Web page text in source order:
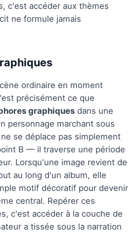
c'est accéder aux thèmes
ne formule jamais
ordinaire en moment
précisément ce que
graphiques dans une
personnage marchant sous
se déplace pas simplement
B — il traverse une période
Lorsqu'une image revient de
au long d'un album, elle
motif décoratif pour devenir
central. Repérer ces
c'est accéder à la couche de
a tissée sous la narration